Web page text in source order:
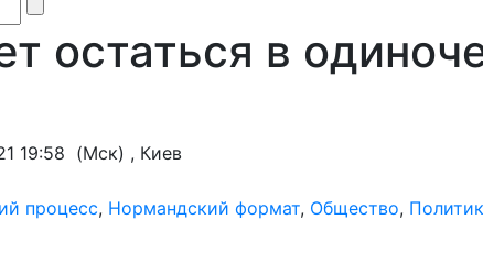
остаться в
19:58 (Мск) , Киев
процесс, Нормандский формат, Общество,